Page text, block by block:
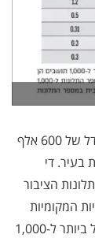
האם בית שמש ערוכה ומזומנה להיות עיר בסדר גודל של 600 אלף
בעיר. די
הציבור
שלוש הרשויות המקומיות
מספר התלונות הגדול ביותר ל-1,000